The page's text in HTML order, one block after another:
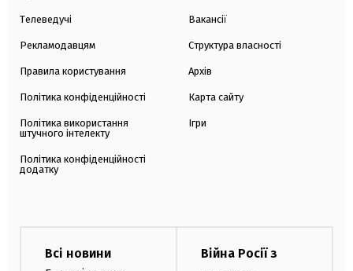
Телеведучі
Рекламодавцям
Правила користування
Політика конфіденційності
Політика використання
штучного інтелекту
Політика конфіденційності
додатку
Вакансії
Структура власності
Архів
Карта сайту
Ігри
Всі новини
Війна Росії з